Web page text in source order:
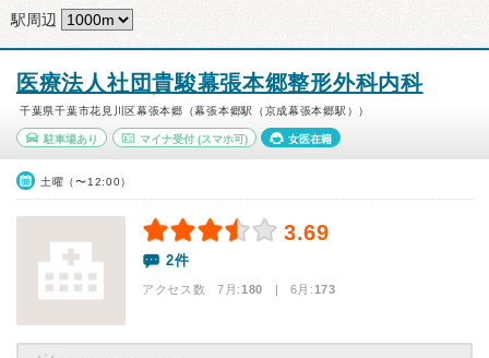
駅周辺
医療法人社団貴駿幕張本郷整形外科内科
千葉県千葉市花見川区幕張本郷（幕張本郷駅（京成幕張本郷駅））
駐車場あり マイナ受付(スマホ可) 女医在籍
土曜（〜12:00）
3.69
2件
アクセス数 7月:180 | 6月:173